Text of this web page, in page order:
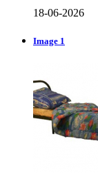
18-06-2026
Image 1